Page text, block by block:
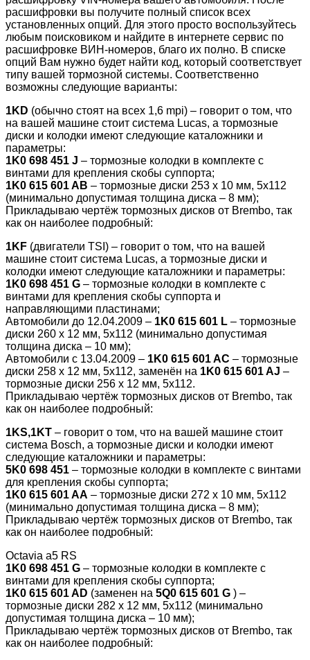
расшифровки вы получите полный список всех
установленных опций. Для этого просто воспользуйтесь
любым поисковиком и найдите в интернете сервис по
расшифровке ВИН-номеров, благо их полно. В списке
опций Вам нужно будет найти код, который соответствует
типу вашей тормозной системы. Соответственно
возможны следующие варианты:
1KD (обычно стоят на всех 1,6 mpi) – говорит о том, что
на вашей машине стоит система Lucas, а тормозные
диски и колодки имеют следующие каталожники и
параметры:
1K0 698 451 J – тормозные колодки в комплекте с
винтами для крепления скобы суппорта;
1K0 615 601 AB – тормозные диски 253 х 10 мм, 5х112
(минимально допустимая толщина диска – 8 мм);
Прикладываю чертёж тормозных дисков от Brembo, так
как он наиболее подробный:
1KF (двигатели TSI) – говорит о том, что на вашей
машине стоит система Lucas, а тормозные диски и
колодки имеют следующие каталожники и параметры:
1K0 698 451 G – тормозные колодки в комплекте с
винтами для крепления скобы суппорта и
направляющими пластинами;
Автомобили до 12.04.2009 – 1K0 615 601 L – тормозные
диски 260 х 12 мм, 5х112 (минимально допустимая
толщина диска – 10 мм);
Автомобили с 13.04.2009 – 1K0 615 601 AC – тормозные
диски 258 х 12 мм, 5х112, заменён на 1K0 615 601 AJ –
тормозные диски 256 х 12 мм, 5х112.
Прикладываю чертёж тормозных дисков от Brembo, так
как он наиболее подробный:
1KS,1KT – говорит о том, что на вашей машине стоит
система Bosch, а тормозные диски и колодки имеют
следующие каталожники и параметры:
5K0 698 451 – тормозные колодки в комплекте с винтами
для крепления скобы суппорта;
1K0 615 601 AA – тормозные диски 272 х 10 мм, 5х112
(минимально допустимая толщина диска – 8 мм);
Прикладываю чертёж тормозных дисков от Brembo, так
как он наиболее подробный:
Octavia a5 RS
1K0 698 451 G – тормозные колодки в комплекте с
винтами для крепления скобы суппорта;
1K0 615 601 AD (заменен на 5Q0 615 601 G ) –
тормозные диски 282 х 12 мм, 5х112 (минимально
допустимая толщина диска – 10 мм);
Прикладываю чертёж тормозных дисков от Brembo, так
как он наиболее подробный: